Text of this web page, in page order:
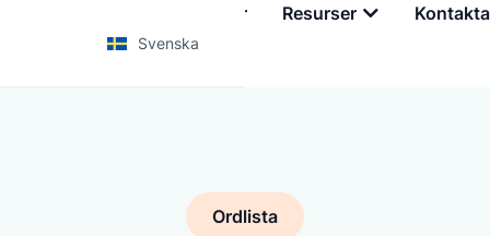
Svenska
Utbildningar Resurser
Ordlista